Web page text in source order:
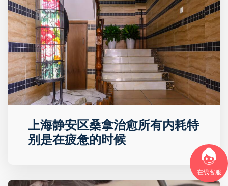
在线客服
上海静安区桑拿治愈所有内耗特
别是在疲惫的时候